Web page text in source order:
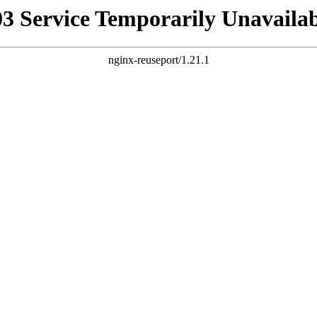
Service Temporarily
nginx-reuseport/1.21.1